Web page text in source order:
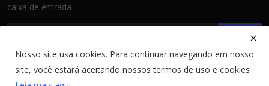
caixa de entrada
Assinar
Nosso site usa cookies. Para continuar navegando em nosso
site, você estará aceitando nossos termos de uso e cookies